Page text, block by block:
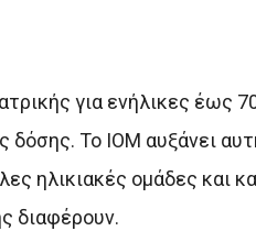
για ενήλικες έως
Το IOM αυξάνει
ηλικιακές ομάδες και
διαφέρουν.